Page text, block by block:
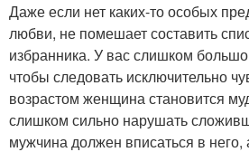
Даже если нет каких-то особых
любви, не помешает составить
избранника. У вас слишком
чтобы следовать исключительно
возрастом женщина становится
слишком сильно нарушать
мужчина должен вписаться в него,